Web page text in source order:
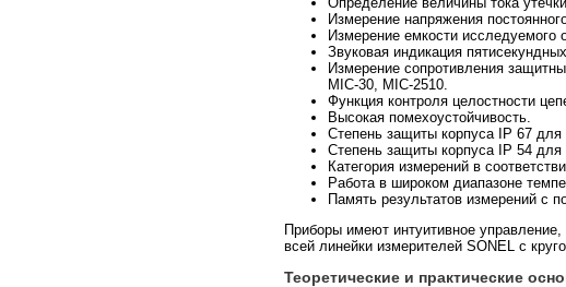
Измерение напряжения
Измерение емкости исследуемого
Звуковая индикация
Измерение сопротивления
MIC-30, MIC-2510.
Функция контроля целостности
Высокая помехоустойчивость.
Степень защиты корпуса IP 67
Степень защиты корпуса IP 54
Категория измерений в
Работа в широком диапазоне
Память результатов измерений с
Приборы имеют интуитивное
всей линейки измерителей SONEL с
Теоретические и практические